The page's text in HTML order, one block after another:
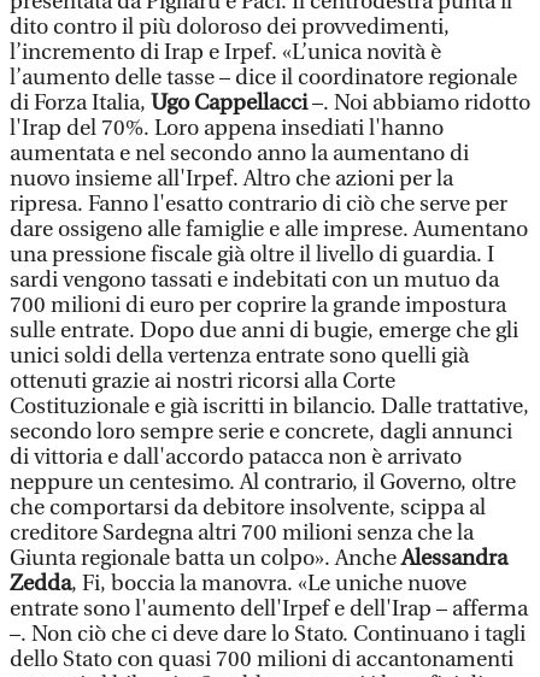
dito contro il più doloroso dei provvedimenti,
l’incremento di Irap e Irpef. «L’unica novità è
l’aumento delle tasse – dice il coordinatore regionale
di Forza Italia, Ugo Cappellacci–. Noi abbiamo ridotto
l'Irap del 70%. Loro appena insediati l'hanno
aumentata e nel secondo anno la aumentano di
nuovo insieme all'Irpef. Altro che azioni per la
ripresa. Fanno l'esatto contrario di ciò che serve per
dare ossigeno alle famiglie e alle imprese. Aumentano
una pressione fiscale già oltre il livello di guardia. I
sardi vengono tassati e indebitati con un mutuo da
700 milioni di euro per coprire la grande impostura
sulle entrate. Dopo due anni di bugie, emerge che gli
unici soldi della vertenza entrate sono quelli già
ottenuti grazie ai nostri ricorsi alla Corte
Costituzionale e già iscritti in bilancio. Dalle trattative,
secondo loro sempre serie e concrete, dagli annunci
di vittoria e dall'accordo patacca non è arrivato
neppure un centesimo. Al contrario, il Governo, oltre
che comportarsi da debitore insolvente, scippa al
creditore Sardegna altri 700 milioni senza che la
Giunta regionale batta un colpo». AncheAlessandra
Zedda, Fi, boccia la manovra. «Le uniche nuove
entrate sono l'aumento dell'Irpef e dell'Irap – afferma
–. Non ciò che ci deve dare lo Stato. Continuano i tagli
dello Stato con quasi 700 milioni di accantonamenti